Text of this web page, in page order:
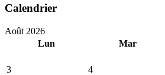
Calendrier
Août 2026
Lun
Mar
3 4